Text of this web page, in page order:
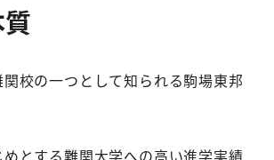
校の一つとして知られる駒場東邦
とする難関大学への高い進学実績